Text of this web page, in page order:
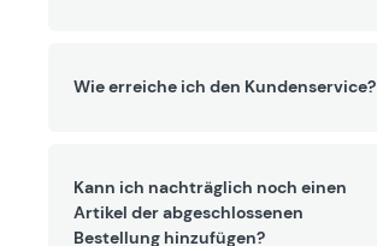
Wie erreiche ich den Kundenservice?
Kann ich nachträglich noch einen
Artikel der abgeschlossenen
Bestellung hinzufügen?